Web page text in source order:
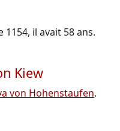
1154, il avait 58 ans.
Kiew
von Hohenstaufen.